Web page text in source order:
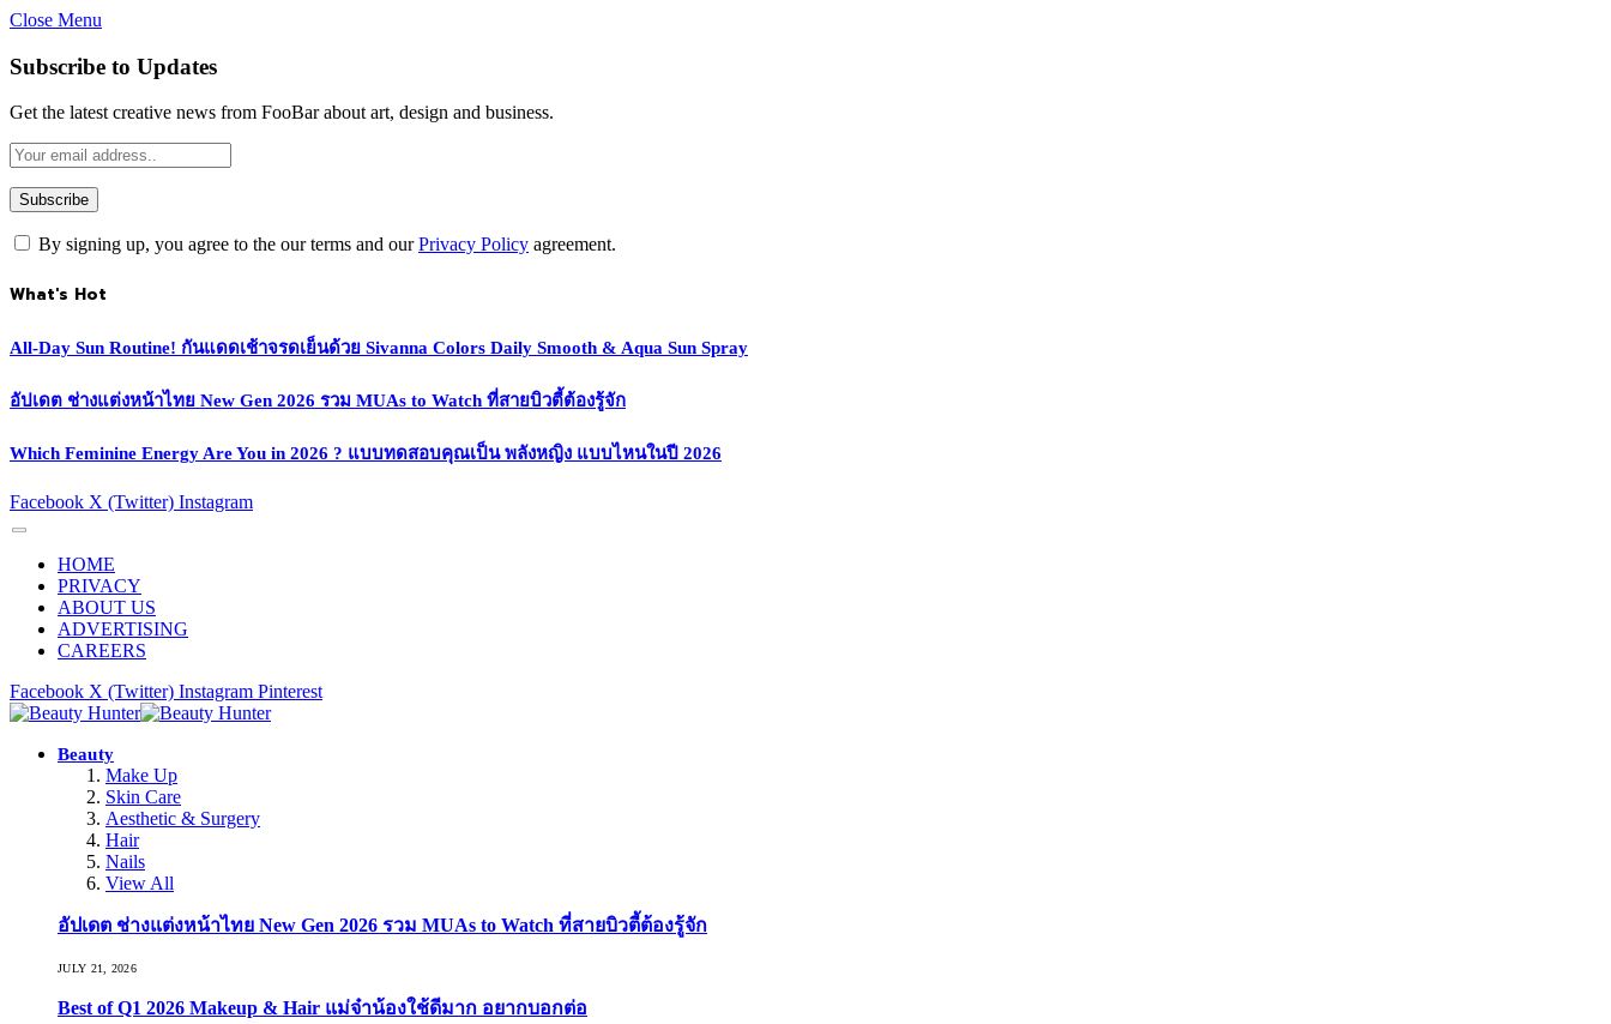
Close Menu
Subscribe to Updates
Get the latest creative news from FooBar about art, design and business.
By signing up, you agree to the our terms and ourPrivacy Policy agreement.
What's Hot
All-Day Sun Routine! กันแดดเช้าจรดเย็นด้วย Sivanna Colors Daily Smooth & Aqua Sun Spray
อัปเดต ช่างแต่งหน้าไทย New Gen 2026 รวม MUAs to Watch ที่สายบิวตี้ต้องรู้จัก
Which Feminine Energy Are You in 2026 ? แบบทดสอบคุณเป็น พลังหญิง แบบไหนในปี 2026
Facebook X (Twitter) Instagram
HOME
PRIVACY
ABOUT US
ADVERTISING
CAREERS
Facebook X (Twitter) Instagram Pinterest
Beauty
Make Up
Skin Care
Aesthetic & Surgery
Hair
Nails
View All
อัปเดต ช่างแต่งหน้าไทย New Gen 2026 รวม MUAs to Watch ที่สายบิวตี้ต้องรู้จัก
JULY 21, 2026
Best of Q1 2026 Makeup & Hair แม่จ๋าน้องใช้ดีมาก อยากบอกต่อ